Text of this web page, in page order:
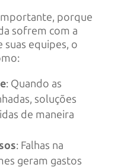
porque
sofrem com a
equipes, o
: Quando as
soluções
de maneira
: Falhas na
geram gastos